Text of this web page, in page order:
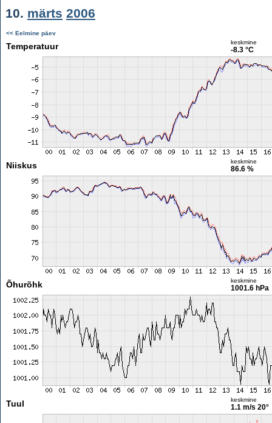
10. märts 2006
<< Eelmine päev
Temperatuur keskmine
-8.3 °C
Niiskus keskmine
86.6 %
Õhurõhk keskmine
1001.6 hPa
Tuul keskmine
1.1 m/s 20°